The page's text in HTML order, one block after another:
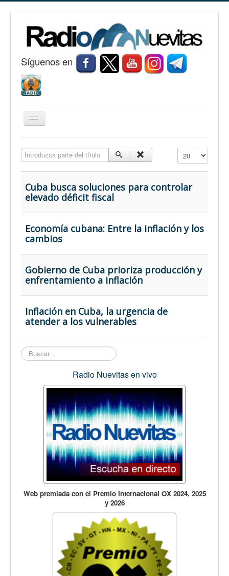
Síguenos en
Cambiar
Nuevitas
Conozca Nuevitas
Fotorreportaje
Opinión
Medio Ambiente
Ciencia, tecnología y curiosidades
Inglés
Desempolvando la historia
Introduzca parte del título Cantidad a
Cuba busca soluciones para controlar
elevado déficit fiscal
Economía cubana: Entre la inflación y los
cambios
Gobierno de Cuba prioriza producción y
enfrentamiento a inflación
Inflación en Cuba, la urgencia de
atender a los vulnerables
Buscar...
Radio Nuevitas en vivo
Web premiada con el Premio Internacional OX 2024, 2025
y 2026